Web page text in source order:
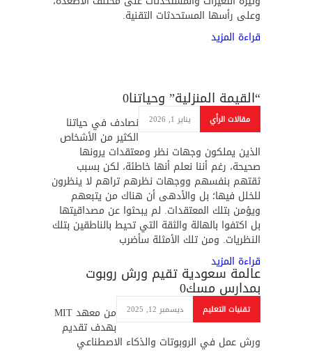
وعلى رأسها المستحدثات التقنية.
قراءة المزيد
“القيمة المنزلية” وحياتنا0
مقالات الرأي يناير 1, 2026 نصادف في حياتنا
الكثير من الأشخاص
الذين يملكون وجهات نظر ومعتقدات يرونها
صحيحة، رغم أننا نعلم أنها خاطئة، لكن بسبب
ثقتهم بنفسهم ووجهات نظرهم تراهم لا ينظرون
للخلل فيها؛ بل والأدهى أن هناك من يتبعهم
ويؤمن بتلك المعتقدات. لم يبحثوا عن مصداقيتها
بل اكتفوا بالهالة والثقة التي تحيط بالناطقين بتلك
النظريات. ومن تلك الأمثلة سأضرب
قراءة المزيد
عالمة سعودية تقيم ورش روبوت
بمدارس مسك0
تقنيات التعليم ديسمبر 12, 2025 من معهد MIT
بهدف تقديم
ورش عمل في الروبوتات والذكاء الاصطناعي